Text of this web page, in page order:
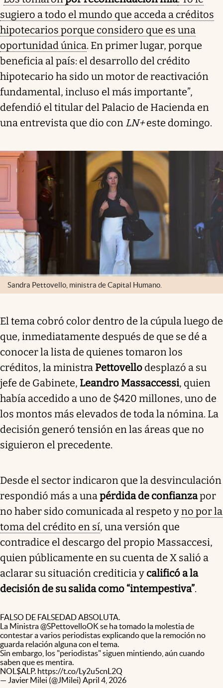
sugiero a todo el mundo que acceda a créditos
hipotecarios porque considero que es una
oportunidad única. En primer lugar, porque
beneficia al país: el desarrollo del crédito
hipotecario ha sido un motor de reactivación
fundamental, incluso el más importante”,
defendió el titular del Palacio de Hacienda en
una entrevista que dio con LN+este domingo.
Sandra Pettovello, ministra de Capital Humano.
El tema cobró color dentro de la cúpula luego de
que, inmediatamente después de que se dé a
conocer la lista de quienes tomaron los
créditos, la ministra Pettovello desplazó a su
jefe de Gabinete, Leandro Massaccessi, quien
había accedido a uno de $420 millones, uno de
los montos más elevados de toda la nómina. La
decisión generó tensión en las áreas que no
siguieron el precedente.
Desde el sector indicaron que la desvinculación
respondió más a una pérdida de confianzapor
no haber sido comunicada al respeto yno por la
toma del crédito en sí, una versión que
contradice el descargo del propio Massaccesi,
quien públicamente en su cuenta de X salió a
aclarar su situación crediticia y calificó a la
decisión de su salida como “intempestiva”.
FALSO DE FALSEDAD ABSOLUTA.
La Ministra@SPettovelloOK se ha tomado la molestia de
contestar a varios periodistas explicando que la remoción no
guarda relación alguna con el tema.
Sin embargo, los "periodistas" siguen mintiendo, aún cuando
saben que es mentira.
NOL$ALP. https://t.co/Ly2u5cnL2Q
— Javier Milei (@JMilei) April 4, 2026